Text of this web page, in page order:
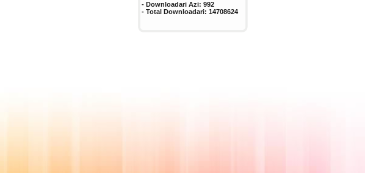
- Downloadari Azi: 992
- Total Downloadari: 14708624